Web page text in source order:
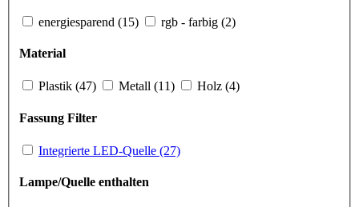
ener­gie­spa­rend (15) rgb - farbig (2)
Material
Plastik (47) Metall (11) Holz (4)
Fassung Filter
Integrierte LED-Quelle (27)
Lampe/Quelle enthalten